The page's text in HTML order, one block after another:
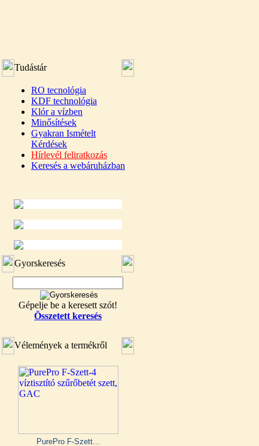
Tudástár
RO tecnológia
KDF technológia
Klór a vízben
Minősítések
Gyakran Ismételt
Kérdések
Hírlevél feliratkozás
Keresés a webáruházban
Gyorskeresés
Gépelje be a keresett szót!
Összetett keresés
Vélemények a termékről
PurePro F-Szett...